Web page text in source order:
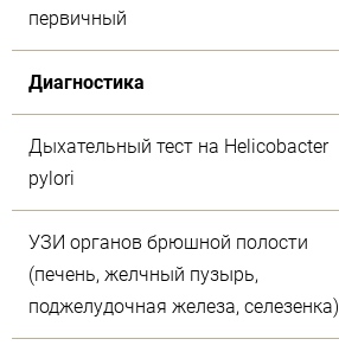
первичный
Диагностика
Дыхательный тест на Helicobacter
pylori
УЗИ органов брюшной полости
(печень, желчный пузырь,
поджелудочная железа, селезенка)